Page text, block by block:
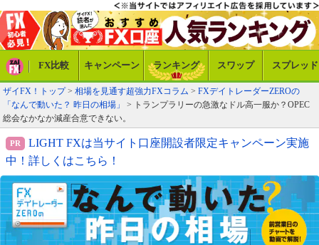
FX比較 キャンペーン ランキング スワップ スプレッド
ザイFX！トップ> 相場を見通す超強力FXコラム > FXデイトレーダーZEROの
「なんで動いた？ 昨日の相場」
> トランプラリーの急激なドル高一服か？OPEC
総会なかなか減産合意できない。
LIGHT FXは当サイト口座開設者限定キャンペーン実施
中！詳しくはこちら！